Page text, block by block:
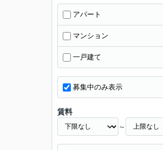
アパート
マンション
一戸建て
募集中のみ表示
賃料
～